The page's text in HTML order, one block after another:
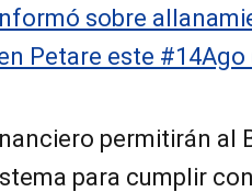
sobre
Petare este #14Ago
permitirán al
para cumplir